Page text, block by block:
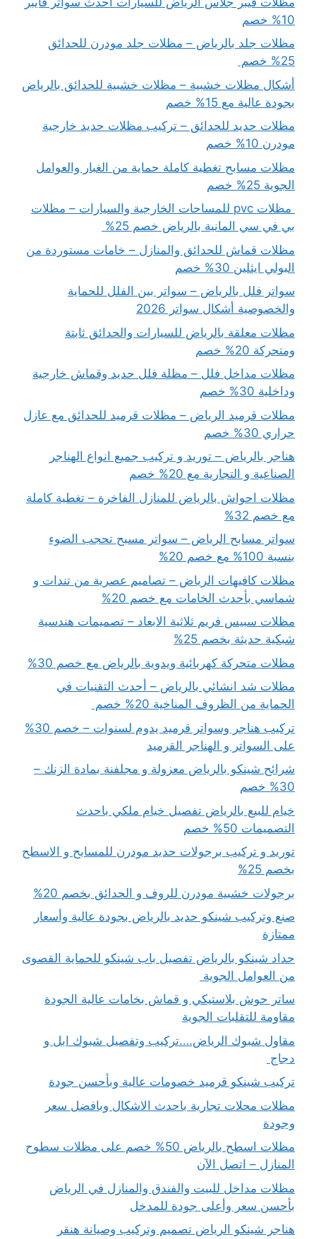
10% خصم
مظلات جلد بالرياض – مظلات جلد مودرن للحدائق
25% خصم
أشكال مظلات خشبية – مظلات خشبية للحدائق بالرياض
بجودة عالية مع 15% خصم
مظلات حديد للحدائق – تركيب مظلات حديد خارجية
مودرن 10% خصم
مظلات مسابح تغطية كاملة حماية من الغبار والعوامل
الجوية 25% خصم
مظلات pvc للمساحات الخارجية والسيارات – مظلات
بي في سي المانية بالرياض خصم 25%
مظلات قماش للحدائق والمنازل – خامات مستوردة من
البولي ايثلين 30% خصم
سواتر فلل بالرياض – سواتر بين الفلل للحماية
والخصوصية أشكال سواتر 2026
مظلات معلقة بالرياض للسيارات والحدائق ثابتة
ومتحركة 20% خصم
مظلات مداخل فلل – مظلة فلل حديد وقماش خارجية
وداخلية 30% خصم
مظلات قرميد الرياض – مظلات قرميد للحدائق مع عازل
حراري 30% خصم
هناجر بالرياض – توريد و تركيب جميع انواع الهناجر
الصناعية و التجارية مع 20% خصم
مظلات احواش بالرياض للمنازل الفاخرة – تغطية كاملة
مع خصم 32%
سواتر مسابح الرياض – سواتر مسبح تحجب الضوء
بنسبة 100% مع خصم 20%
مظلات كافيهات الرياض – تصاميم عصرية من تندات و
شماسي بأحدث الخامات مع خصم 20%
مظلات سبيس فريم ثلاثية الابعاد – تصميمات هندسية
شبكية حديثة بخصم 25%
مظلات متحركة كهربائية ويدوية بالرياض مع خصم 30%
مظلات شد انشائي بالرياض – أحدث التقنيات في
الحماية من الظروف المناخية 20% خصم
تركيب هناجر وسواتر قرميد يدوم لسنوات – خصم 30%
على السواتر و الهناجر القرميد
شرائح شينكو بالرياض معزولة و مجلفنة بمادة الزنك –
30% خصم
خيام للبيع بالرياض تفصيل خيام ملكي باحدث
التصميمات 50% خصم
توريد و تركيب برجولات حديد مودرن للمسابح و الاسطح
بخصم 25%
برجولات خشبية مودرن للروف و الحدائق بخصم 20%
صنع وتركيب شينكو حديد بالرياض بجودة عالية وأسعار
ممتازة
حداد شينكو بالرياض تفصيل باب شينكو للحماية القصوى
من العوامل الجوية
ساتر حوش بلاستيكي و قماش بخامات عالية الجودة
مقاومة للتقلبات الجوية
مقاول شبوك الرياض….تركيب وتفصيل شبوك ابل و
دجاج
تركيب شينكو قرميد خصومات عالية وبأحسن جودة
مظلات محلات تجارية باحدث الاشكال وبافضل سعر
وجودة
مظلات اسطح بالرياض 50% خصم على مظلات سطوح
المنازل – اتصل الآن
مظلات مداخل للبيت والفندق والمنازل في الرياض
بأحسن سعر وأعلى جودة للمدخل
هناجر شينكو الرياض تصميم وتركيب وصيانة هنقر